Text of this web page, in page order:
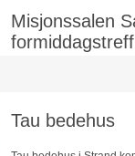
Misjonssalen
formiddagstreff
Tau bedehus